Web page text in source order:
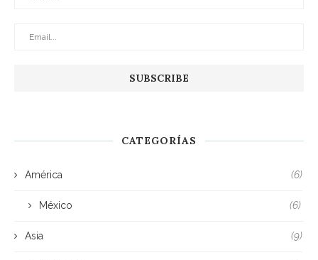
CATEGORÍAS
América (6)
México (6)
Asia (9)